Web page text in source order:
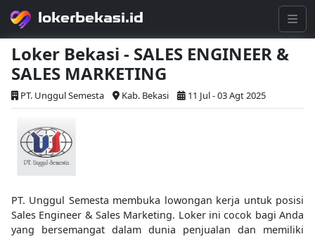
lokerbekasi.id
Loker Bekasi - SALES ENGINEER &
SALES MARKETING
PT. Unggul Semesta Kab. Bekasi 11 Jul - 03 Agt 2025
PT. Unggul Semesta membuka lowongan kerja untuk posisi
Sales Engineer & Sales Marketing. Loker ini cocok bagi Anda
yang bersemangat dalam dunia penjualan dan memiliki